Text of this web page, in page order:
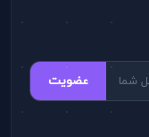
عضویت